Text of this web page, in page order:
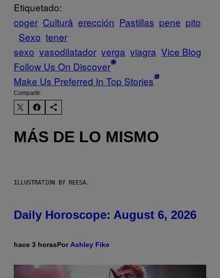
Etiquetado:
coger Cultură erección Pastillas pene pito
Sexo tener
sexo vasodilatador verga viagra Vice Blog
Follow Us On Discover
Make Us Preferred In Top Stories
Compartir:
MÁS DE LO MISMO
ILLUSTRATION BY REESA.
Daily Horoscope: August 6, 2026
hace 3 horasPor Ashley Fike